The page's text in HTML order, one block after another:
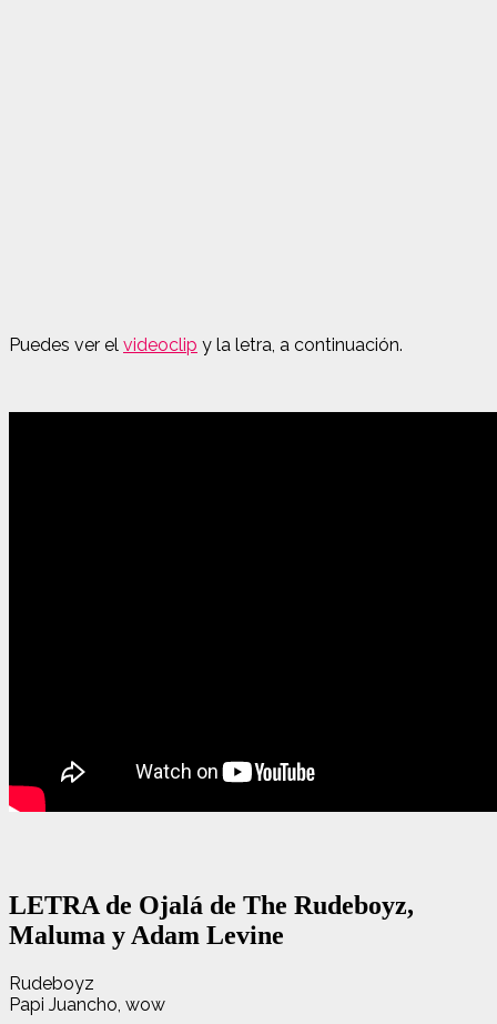
Puedes ver el videoclip y la letra, a continuación.
LETRA de Ojalá de The Rudeboyz,
Maluma y Adam Levine
Rudeboyz
Papi Juancho, wow